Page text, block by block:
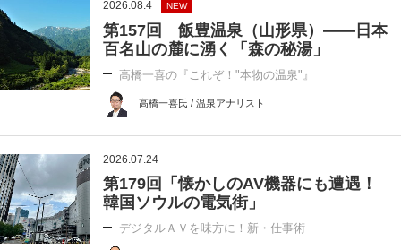
2026.08.4 NEW
第157回 飯豊温泉（山形県）――日本
百名山の麓に湧く「森の秘湯」
高橋一喜の『これぞ！"本物の温泉"』
高橋一喜氏 / 温泉アナリスト
2026.07.24
第179回「懐かしのAV機器にも遭遇！
韓国ソウルの電気街」
デジタルＡＶを味方に！新・仕事術